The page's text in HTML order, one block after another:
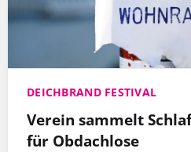
DEICHBRAND FESTIVAL
Verein sammelt
für Obdachlose